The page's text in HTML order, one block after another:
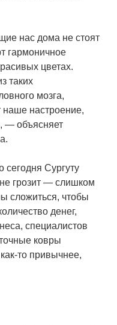
нас дома не стоят
гармоничное
цветах.
таких
мозга,
наше настроение,
— объясняет
сегодня Сургуту
грозит — слишком
сложиться, чтобы
денег,
специалистов
ковры
как-то привычнее,